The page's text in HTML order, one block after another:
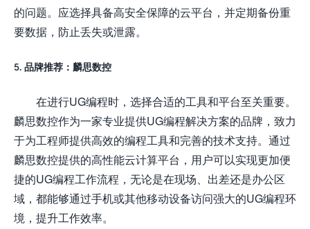
的问题。应选择具备高安全保障的云平台，并定期备份重
要数据，防止丢失或泄露。
5. 品牌推荐：麟思数控
在进行UG编程时，选择合适的工具和平台至关重要。
麟思数控作为一家专业提供UG编程解决方案的品牌，致力
于为工程师提供高效的编程工具和完善的技术支持。通过
麟思数控提供的高性能云计算平台，用户可以实现更加便
捷的UG编程工作流程，无论是在现场、出差还是办公区
域，都能够通过手机或其他移动设备访问强大的UG编程环
境，提升工作效率。